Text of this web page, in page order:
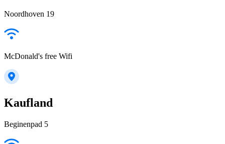
Noordhoven 19
McDonald's free Wifi
Kaufland
Beginenpad 5